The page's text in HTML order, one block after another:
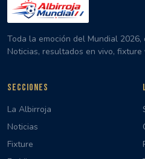
Toda la emoción del Mundial 2026,
Noticias, resultados en vivo,
SECCIONES
La Albirroja
Noticias
Fixture